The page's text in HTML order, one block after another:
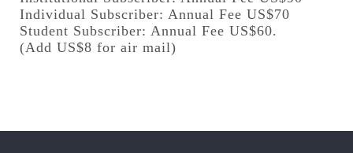
Individual Subscriber: Annual Fee US$70
Student Subscriber: Annual Fee US$60.
(Add US$8 for air mail)